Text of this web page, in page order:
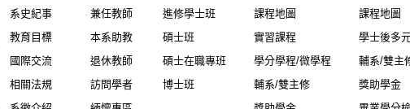
系史紀事
教育目標
國際交流
相關法規
兼任教師
本系助教
退休教師
訪問學者
進修學士班
碩士班
碩士在職專班
博士班
課程地圖
實習課程
學分學程/微學程
輔系/雙主修
課程地圖
學士後多
輔系/雙主
獎助學金